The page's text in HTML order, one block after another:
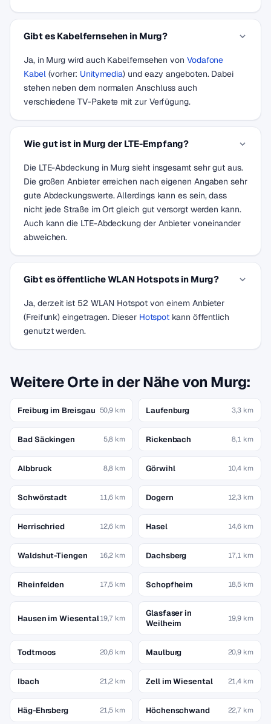
Gibt es Kabelfernsehen in Murg?
Ja, in Murg wird auch Kabelfernsehen von Vodafone
Kabel(vorher: Unitymedia) und eazy angeboten. Dabei
stehen neben dem normalen Anschluss auch
verschiedene TV-Pakete mit zur Verfügung.
Wie gut ist in Murg der LTE-Empfang?
Die LTE-Abdeckung in Murg sieht insgesamt sehr gut aus.
Die großen Anbieter erreichen nach eigenen Angaben sehr
gute Abdeckungswerte. Allerdings kann es sein, dass
nicht jede Straße im Ort gleich gut versorgt werden kann.
Auch kann die LTE-Abdeckung der Anbieter voneinander
abweichen.
Gibt es öffentliche WLAN Hotspots in Murg?
Ja, derzeit ist 52 WLAN Hotspot von einem Anbieter
(Freifunk) eingetragen. Dieser Hotspot kann öffentlich
genutzt werden.
Weitere Orte in der Nähe von Murg:
Freiburg im Breisgau 50,9 km Laufenburg 3,3 km
Bad Säckingen 5,8 km Rickenbach 8,1 km
Albbruck 8,8 km Görwihl 10,4 km
Schwörstadt 11,6 km Dogern 12,3 km
Herrischried 12,6 km Hasel 14,6 km
Waldshut-Tiengen 16,2 km Dachsberg 17,1 km
Rheinfelden 17,5 km Schopfheim 18,5 km
Hausen im Wiesental19,7 km
Glasfaser in
Weilheim
19,9 km
Todtmoos 20,6 km Maulburg 20,9 km
Ibach 21,2 km Zell im Wiesental 21,4 km
Häg-Ehrsberg 21,5 km Höchenschwand 22,7 km